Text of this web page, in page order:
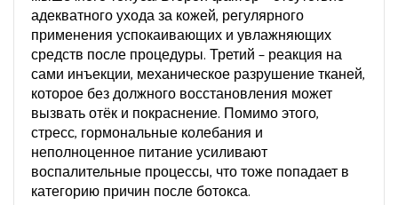
адекватногоухода за кожей, регулярного
применения успокаивающих и увлажняющих
средств после процедуры. Третий – реакция на
сами инъекции, механическое разрушение тканей,
которое без должного восстановления может
вызвать отёк и покраснение. Помимо этого,
стресс, гормональные колебания и
неполноценное питание усиливают
воспалительные процессы, что тоже попадает в
категорию причин после ботокса.